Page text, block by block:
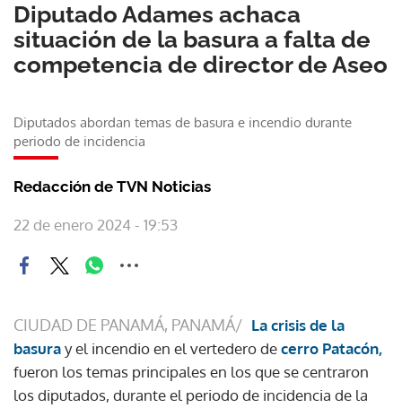
Diputado Adames achaca
situación de la basura a falta de
competencia de director de Aseo
Diputados abordan temas de basura e incendio durante
periodo de incidencia
Redacción de TVN Noticias
22 de enero 2024 - 19:53
CIUDAD DE PANAMÁ, PANAMÁ/ La crisis de la
basuray el incendio en el vertedero decerro Patacón,
fueron los temas principales en los que se centraron
los diputados, durante el periodo de incidencia de la